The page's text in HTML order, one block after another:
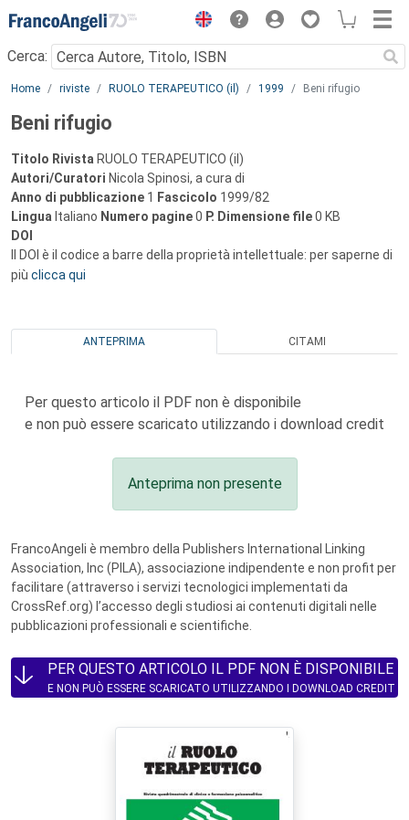
Menu
Cerca:
Main content
Home riviste RUOLO TERAPEUTICO (il) 1999 Beni rifugio
Beni rifugio
Titolo Rivista RUOLO TERAPEUTICO (il)
Autori/Curatori Nicola Spinosi, a cura di
Anno di pubblicazione 1 Fascicolo 1999/82
Lingua Italiano Numero pagine0 P. Dimensione file0 KB
DOI
Il DOI è il codice a barre della proprietà intellettuale: per saperne di
più clicca qui
ANTEPRIMA CITAMI
Per questo articolo il PDF non è disponibile
e non può essere scaricato utilizzando i download credit
Anteprima non presente
FrancoAngeli è membro della Publishers International Linking
Association, Inc (PILA), associazione indipendente e non profit per
facilitare (attraverso i servizi tecnologici implementati da
CrossRef.org) l’accesso degli studiosi ai contenuti digitali nelle
pubblicazioni professionali e scientifiche.
PER QUESTO ARTICOLO IL PDF NON È DISPONIBILE
E NON PUÒ ESSERE SCARICATO UTILIZZANDO I DOWNLOAD CREDIT